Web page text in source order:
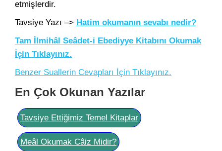
etmişlerdir.
Tavsiye Yazı –> Hatim okumanın sevabı nedir?
Tam İlmihâl Seâdet-i Ebediyye Kitabını Okumak
İçin Tıklayınız.
Benzer Suallerin Cevapları İçin Tıklayınız.
En Çok Okunan Yazılar
Tavsiye Ettiğimiz Temel Kitaplar
Meâl Okumak Câiz Midir?